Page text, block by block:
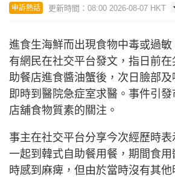
申訴熱話 更新時間：08:00 2026-08-07 HKT
進食生海鮮而出現食物中毒或過敏
有網民在社交平台發文，指日前
助餐店進食醬油蟹後，次日臉部
即時到醫院急症室求醫。事件引
店舖食物質素的關注。
事主在社交平台分享今次經歷時
一起到韓式自助餐用餐，期間食
時感到麻痺，但由於當時沒有其